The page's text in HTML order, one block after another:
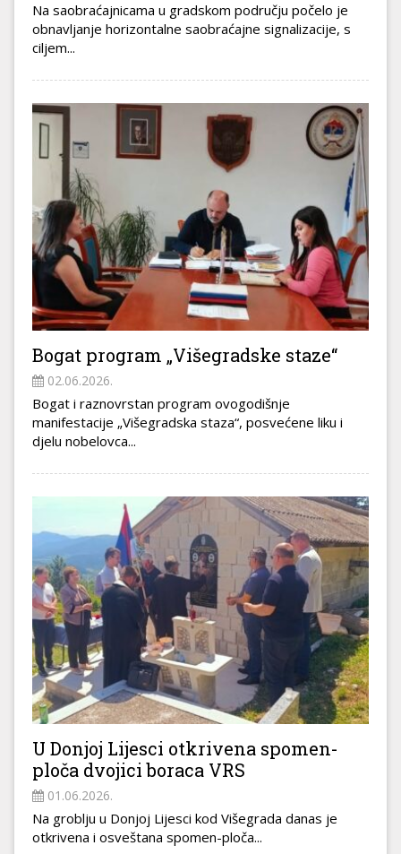
Na saobraćajnicama u gradskom području počelo je
obnavljanje horizontalne saobraćajne signalizacije, s
ciljem...
Bogat program „Višegradske staze“
02.06.2026.
Bogat i raznovrstan program ovogodišnje
manifestacije „Višegradska staza“, posvećene liku i
d‌jelu nobelovca...
U Donjoj Lijesci otkrivena spomen-
ploča dvojici boraca VRS
01.06.2026.
Na groblju u Donjoj Lijesci kod Višegrada danas je
otkrivena i osveštana spomen-ploča...